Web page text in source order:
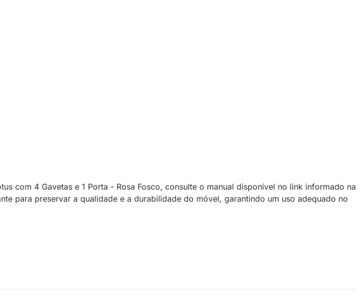
com 4 Gavetas e 1 Porta - Rosa Fosco, consulte o manual disponível no link informado na
para preservar a qualidade e a durabilidade do móvel, garantindo um uso adequado no